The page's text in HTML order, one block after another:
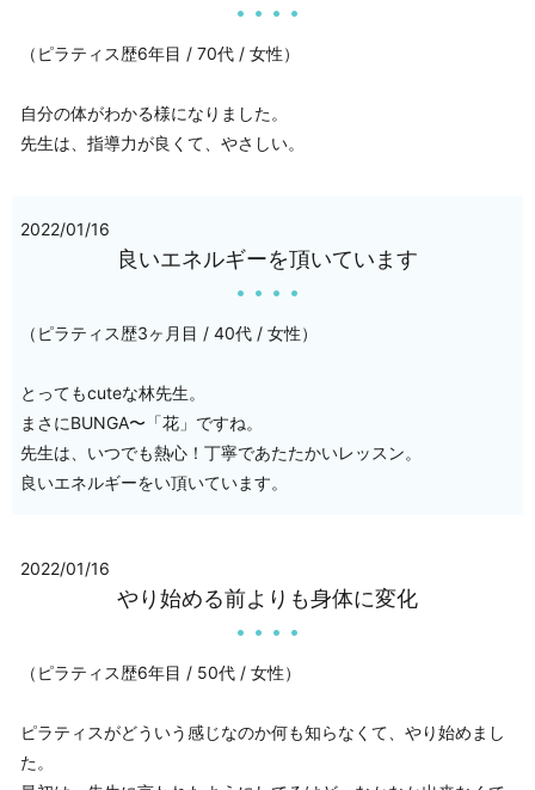
（ピラティス歴6年目 / 70代 / 女性）
自分の体がわかる様になりました。
先生は、指導力が良くて、やさしい。
2022/01/16
良いエネルギーを頂いています
（ピラティス歴3ヶ月目 / 40代 / 女性）
とってもcuteな林先生。
まさにBUNGA〜「花」ですね。
先生は、いつでも熱心！丁寧であたたかいレッスン。
良いエネルギーをい頂いています。
2022/01/16
やり始める前よりも身体に変化
（ピラティス歴6年目 / 50代 / 女性）
ピラティスがどういう感じなのか何も知らなくて、やり始めまし
た。